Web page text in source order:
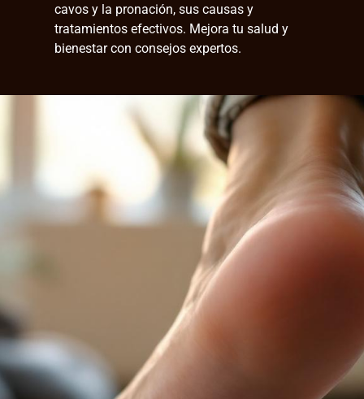
cavos y la pronación, sus causas y
tratamientos efectivos. Mejora tu salud y
bienestar con consejos expertos.